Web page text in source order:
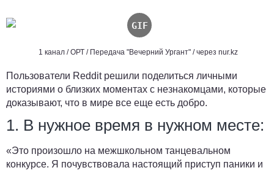
1 канал / ОРТ / Передача "Вечерний Ургант" / через nur.kz
Пользователи Reddit решили поделиться личными
историями о близких моментах с незнакомцами, которые
доказывают, что в мире все еще есть добро.
1. В нужное время в нужном месте:
«Это произошло на межшкольном танцевальном
конкурсе. Я почувствовала настоящий приступ паники и